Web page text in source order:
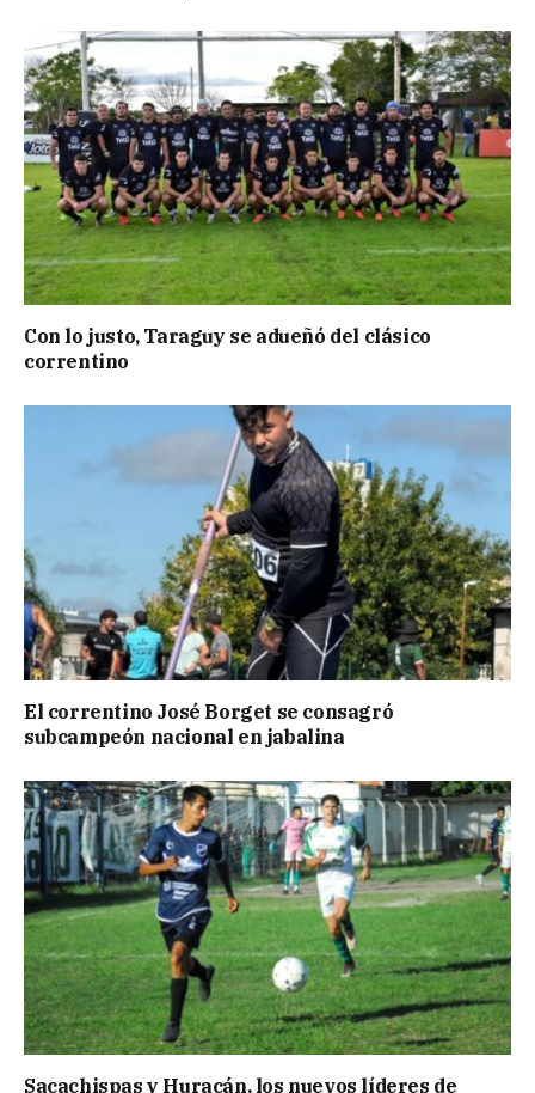
Con lo justo, Taraguy se adueñó del clásico
correntino
El correntino José Borget se consagró
subcampeón nacional en jabalina
Sacachispas y Huracán, los nuevos líderes de